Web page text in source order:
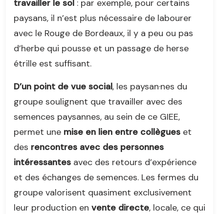
travailler le sol : par exemple, pour certains
paysans, il n’est plus nécessaire de labourer
avec le Rouge de Bordeaux, il y a peu ou pas
d’herbe qui pousse et un passage de herse
étrille est suffisant.
D’un point de vue social, les paysan·nes du
groupe soulignent que travailler avec des
semences paysannes, au sein de ce GIEE,
permet une mise en lien entre collègues et
des rencontres avec des personnes
intéressantes avec des retours d’expérience
et des échanges de semences. Les fermes du
groupe valorisent quasiment exclusivement
leur production en vente directe, locale, ce qui